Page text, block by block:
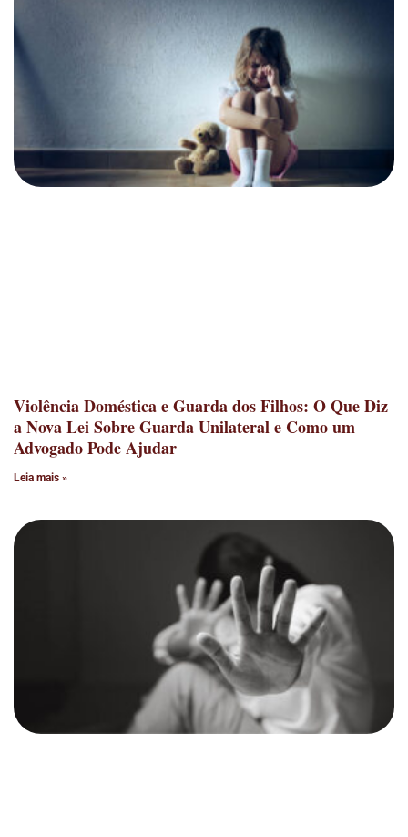
Violência Doméstica e Guarda dos Filhos: O Que Diz
a Nova Lei Sobre Guarda Unilateral e Como um
Advogado Pode Ajudar
Leia mais »